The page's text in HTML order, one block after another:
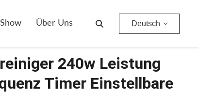
Über Uns Deutsch
Timer Einstellbare Industrie Reinigung
240w Leistung
Timer Einstellbare